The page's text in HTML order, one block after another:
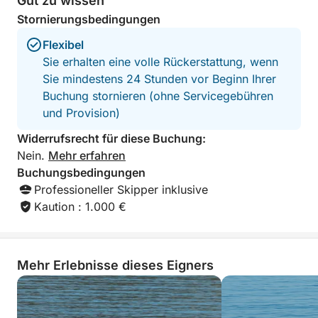
Diese Tour ist perfekt für Reisende, die einen
entspannten Tag mit Schwimmen, Sonnenbaden und
der Entdeckung einiger der schönsten
Küstenabschnitte der Adria verbringen möchten –
alles in einem gemütlichen Tempo und mit dem
Komfort eines privaten Bootes.
Stornierungsbedingungen
Flexibel
Sie erhalten eine volle Rückerstattung, wenn
Sie mindestens 24 Stunden vor Beginn Ihrer
Buchung stornieren (ohne Servicegebühren
und Provision)
Widerrufsrecht für diese Buchung:
Nein. Mehr erfahren
Buchungsbedingungen
Professioneller Skipper inklusive
Kaution : 1.000 €
Mehr Erlebnisse dieses Eigners